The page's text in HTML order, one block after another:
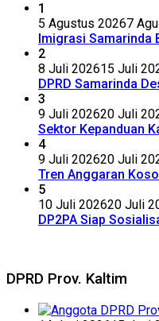
1
5 Agustus 20267
Imigrasi Samarinda
2
8 Juli 202615 Juli
DPRD Samarinda
3
9 Juli 202620 Juli
Sektor Kepanduan
4
9 Juli 202620 Juli
Tren Anggaran
5
10 Juli 202620 Juli
DP2PA Siap
DPRD Prov. Kaltim